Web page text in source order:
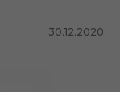
30.12.2020